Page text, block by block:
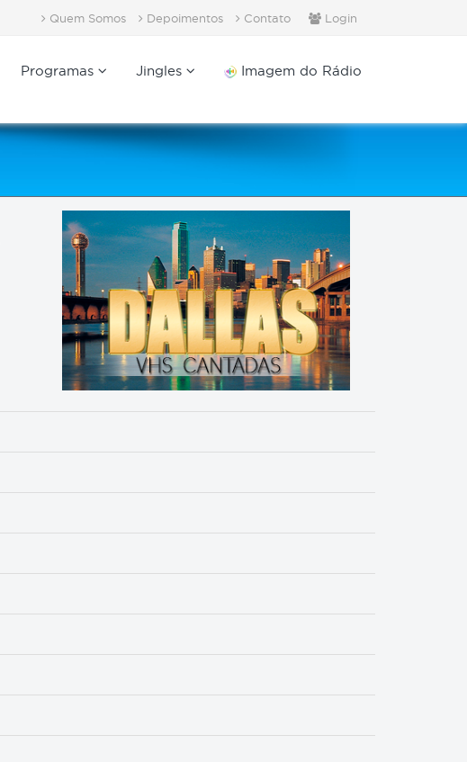
Login
Quem Somos Depoimentos Contato
Programas Jingles Imagem do Rádio